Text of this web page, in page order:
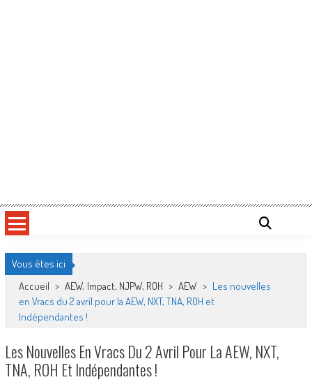
Vous êtes ici
Accueil > AEW, Impact, NJPW, ROH > AEW > Les nouvelles
en Vracs du 2 avril pour la AEW, NXT, TNA, ROH et
Indépendantes !
Les Nouvelles En Vracs Du 2 Avril Pour La AEW, NXT,
TNA, ROH Et Indépendantes !